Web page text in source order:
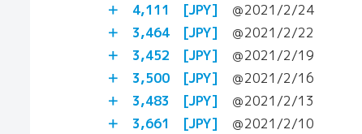
＋ 4,111 [JPY] ＠2021/2/24
＋ 3,464 [JPY] ＠2021/2/22
＋ 3,452 [JPY] ＠2021/2/19
＋ 3,500 [JPY] ＠2021/2/16
＋ 3,483 [JPY] ＠2021/2/13
＋ 3,661 [JPY] ＠2021/2/10